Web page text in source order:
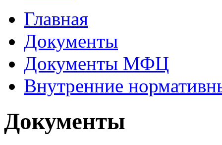
Главная
Документы
Документы МФЦ
Внутренние
Документы